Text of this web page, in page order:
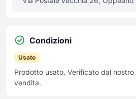
Condizioni
Usato
Prodotto usato. Verificato dal
vendita.